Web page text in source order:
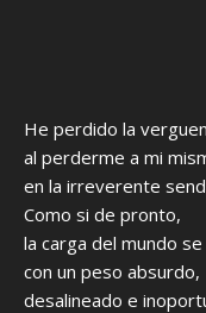
He perdido la
al perderme a mi
en la irreverente
Como si de pronto,
la carga del mundo
con un peso absurdo,
desalineado e